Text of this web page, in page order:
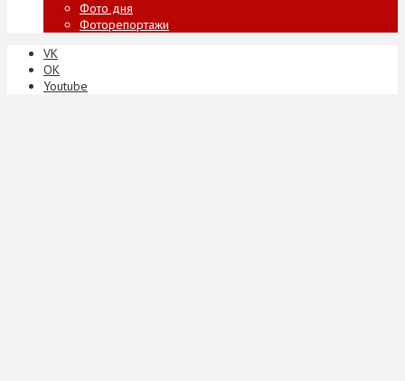
Фото дня
Фоторепортажи
VK
ОК
Youtube